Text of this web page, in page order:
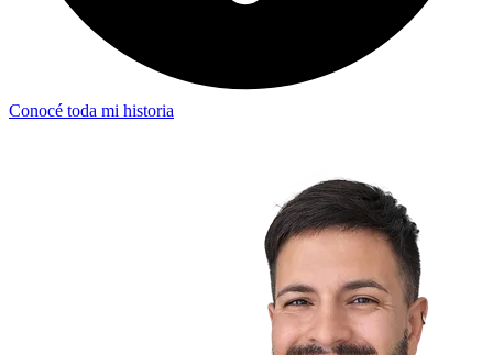
Conocé toda mi historia